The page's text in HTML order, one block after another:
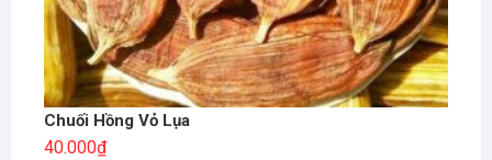
Chuối Hồng Vỏ Lụa
40.000₫